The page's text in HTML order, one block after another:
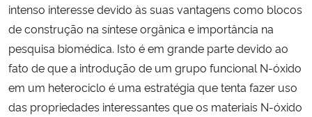
intenso interesse devido às suas vantagens como blocos
de construção na síntese orgânica e importância na
pesquisa biomédica. Isto é em grande parte devido ao
fato de que a introdução de um grupo funcional N-óxido
em um heterociclo é uma estratégia que tenta fazer uso
das propriedades interessantes que os materiais N-óxido